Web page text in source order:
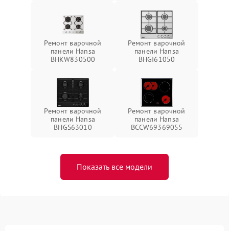
Ремонт варочной
панели Hansa
BHKW830500
Ремонт варочной
панели Hansa
BHGI61050
Ремонт варочной
панели Hansa
BHGS63010
Ремонт варочной
панели Hansa
BCCW69369055
Показать все модели